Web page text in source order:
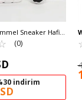
Sneaker Hafif
Spor
Hml Tyro II
(0)
indirim